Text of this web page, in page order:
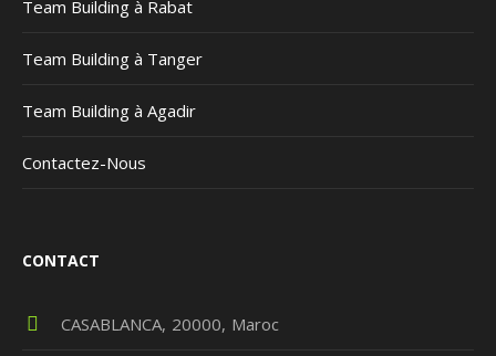
Team Building à Rabat
Team Building à Tanger
Team Building à Agadir
Contactez-Nous
CONTACT
CASABLANCA 20000 Maroc